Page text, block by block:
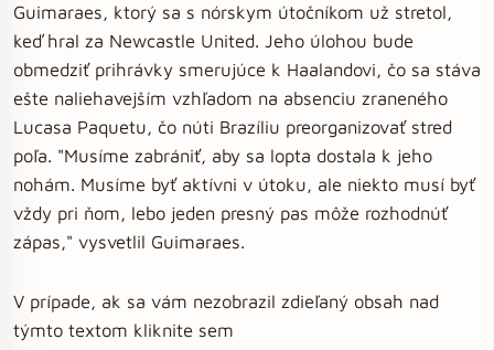
Guimaraes, ktorý sa s nórskym útočníkom už stretol,
keď hral za Newcastle United. Jeho úlohou bude
obmedziť prihrávky smerujúce k Haalandovi, čo sa stáva
ešte naliehavejším vzhľadom na absenciu zraneného
Lucasa Paquetu, čo núti Brazíliu preorganizovať stred
poľa. "Musíme zabrániť, aby sa lopta dostala k jeho
nohám. Musíme byť aktívni v útoku, ale niekto musí byť
vždy pri ňom, lebo jeden presný pas môže rozhodnúť
zápas," vysvetlil Guimaraes.
V prípade, ak sa vám nezobrazil zdieľaný obsah nad
týmto textom kliknite sem